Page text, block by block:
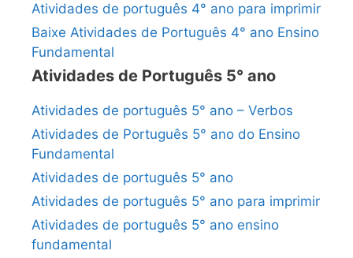
Atividades de português 4° ano para imprimir
Baixe Atividades de Português 4° ano Ensino
Fundamental
Atividades de Português 5° ano
Atividades de português 5° ano – Verbos
Atividades de Português 5° ano do Ensino
Fundamental
Atividades de português 5° ano
Atividades de português 5° ano para imprimir
Atividades de português 5° ano ensino
fundamental